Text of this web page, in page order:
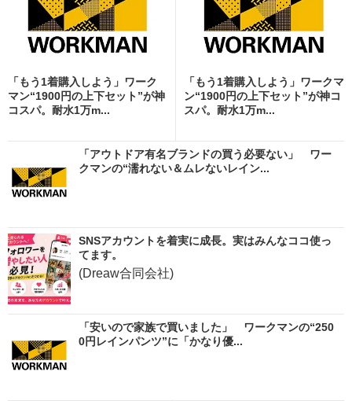
「もう1着購入しよう」ワーク
マン“1900円の上下セット”が神
コスパ。耐水1万m...
「もう1着購入しよう」ワークマ
ン“1900円の上下セット”が神コ
スパ。耐水1万m...
「アウトドア有名ブランドの買う必要ない」 ワー
クマンの“濡れない＆ムレないレイン...
SNSアカウントを着実に成長。実はみんなココ使っ
てます。
(Dreaw合同会社)
「安いので家族で買いました」 ワークマンの“250
0円レインパンツ”に「かなり優...